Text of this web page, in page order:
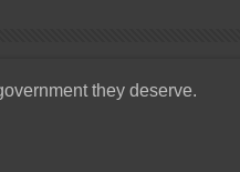
they deserve.